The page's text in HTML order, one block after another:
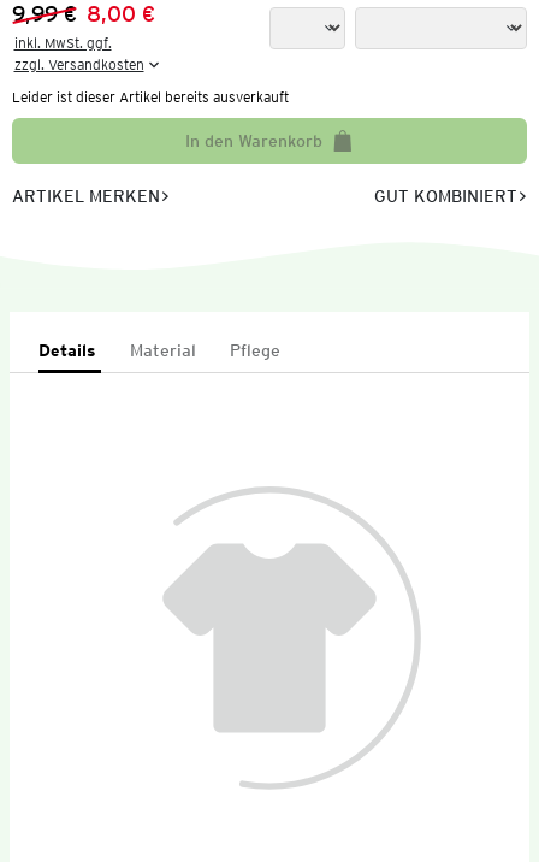
Vorheriger Preis:
9,99 €
Neuer Preis:
8,00 €
inkl. MwSt. ggf.
zzgl. Versandkosten
Leider ist dieser Artikel bereits ausverkauft
In den Warenkorb
ARTIKEL MERKEN GUT KOMBINIERT
Details Material Pflege